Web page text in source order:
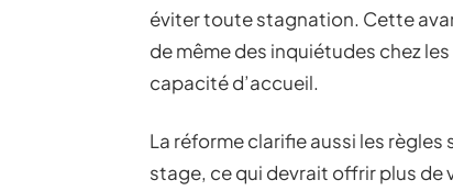
éviter toute stagnation. Cette
de même des inquiétudes chez
capacité d’accueil.
La réforme clarifie aussi les
stage, ce qui devrait offrir plus de